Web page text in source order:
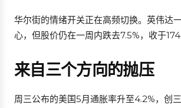
华尔街的情绪开关正在高频切换。英伟
心，但股价仍在一周内跌去7.5%，收于
来自三个方向的抛压
周三公布的美国5月通胀率升至4.2%，创